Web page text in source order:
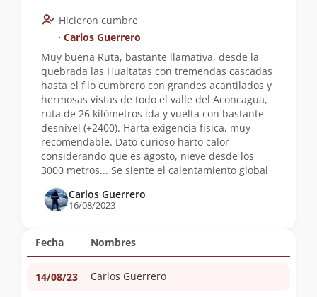
Fecha Nombres
14/08/23 Carlos Guerrero
Hicieron cumbre
∙ Carlos Guerrero
Muy buena Ruta, bastante llamativa, desde la
quebrada las Hualtatas con tremendas cascadas
hasta el filo cumbrero con grandes acantilados y
hermosas vistas de todo el valle del Aconcagua,
ruta de 26 kilómetros ida y vuelta con bastante
desnivel (+2400). Harta exigencia física, muy
recomendable. Dato curioso harto calor
considerando que es agosto, nieve desde los
3000 metros... Se siente el calentamiento global
Carlos Guerrero
16/08/2023